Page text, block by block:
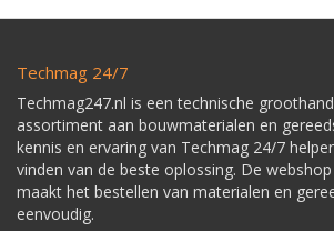
Techmag 24/7
Techmag247.nl is een technische
assortiment aan bouwmaterialen en
kennis en ervaring van Techmag 24/7
vinden van de beste oplossing. De
maakt het bestellen van materialen en
eenvoudig.